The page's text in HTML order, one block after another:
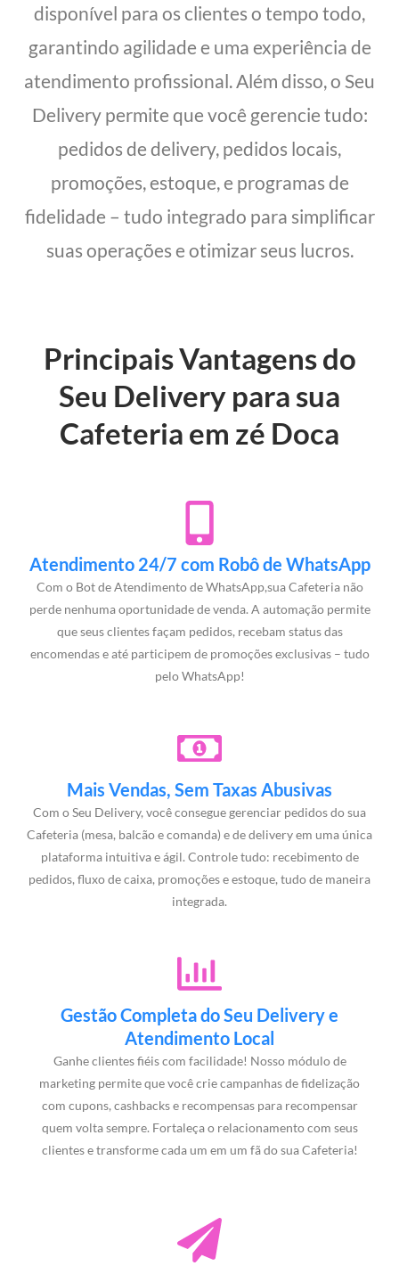
disponível para os clientes o tempo todo,
garantindo agilidade e uma experiência de
atendimento profissional. Além disso, o Seu
Delivery permite que você gerencie tudo:
pedidos de delivery, pedidos locais,
promoções, estoque, e programas de
fidelidade – tudo integrado para simplificar
suas operações e otimizar seus lucros.
Principais Vantagens do
Seu Delivery para sua
Cafeteria em zé Doca
Atendimento 24/7 com Robô de WhatsApp
Com o Bot de Atendimento de WhatsApp,sua Cafeteria não
perde nenhuma oportunidade de venda. A automação permite
que seus clientes façam pedidos, recebam status das
encomendas e até participem de promoções exclusivas – tudo
pelo WhatsApp!
Mais Vendas, Sem Taxas Abusivas
Com o Seu Delivery, você consegue gerenciar pedidos do sua
Cafeteria (mesa, balcão e comanda) e de delivery em uma única
plataforma intuitiva e ágil. Controle tudo: recebimento de
pedidos, fluxo de caixa, promoções e estoque, tudo de maneira
integrada.
Gestão Completa do Seu Delivery e
Atendimento Local
Ganhe clientes fiéis com facilidade! Nosso módulo de
marketing permite que você crie campanhas de fidelização
com cupons, cashbacks e recompensas para recompensar
quem volta sempre. Fortaleça o relacionamento com seus
clientes e transforme cada um em um fã do sua Cafeteria!